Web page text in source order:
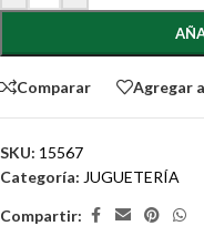
Comparar Agregar
SKU: 15567
Categoría: JUGUETERÍA
Compartir: